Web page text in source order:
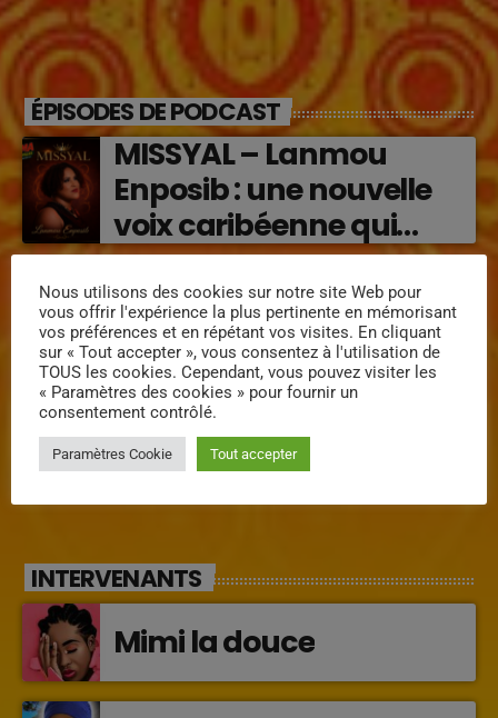
ÉPISODES DE PODCAST
MISSYAL – Lanmou
Enposib : une nouvelle
voix caribéenne qui
transforme les émotions
en musique (2026)
Régine Narou : Respekte
Mwen, la voix du respect
‘2026)
« Lanmou Nou » (2026) :
la rencontre vibrante
entre Victor O et
Jocelyne Béroard
INTERVENANTS
Mimi la douce
Nous utilisons des cookies sur notre site Web pour
vous offrir l'expérience la plus pertinente en mémorisant
vos préférences et en répétant vos visites. En cliquant
sur « Tout accepter », vous consentez à l'utilisation de
TOUS les cookies. Cependant, vous pouvez visiter les
« Paramètres des cookies » pour fournir un
consentement contrôlé.
Paramètres Cookie Tout accepter